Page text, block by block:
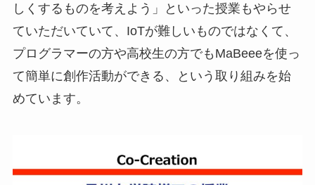
しくするものを考えよう」といった授業もやらせ
ていただいていて、IoTが難しいものではなくて、
プログラマーの方や高校生の方でもMaBeeeを使っ
て簡単に創作活動ができる、という取り組みを始
めています。